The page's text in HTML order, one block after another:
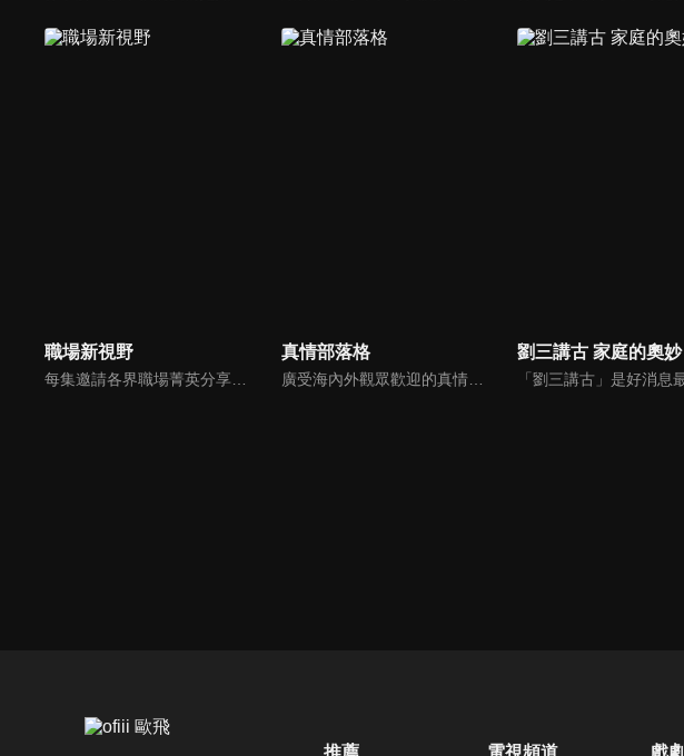
職場新視野
每集邀請各界職場菁英分享心路歷程與觀點，喬美倫老師也透過主題性的真理論述，幫助你我走入合神心意的職場文化。
真情部落格
廣受海內外觀眾歡迎的真情部落格，是以見證故事為主軸的訪談節目，由知名主播夏嘉璐主持，莊信德牧師、黃國倫牧師回應，來賓在節目中自在的暢談自己的生命歷程，這些最真實的生命見證也幫助許多人走出低谷。
劉三講古 家庭的奧妙
推薦 電視頻道 戲劇